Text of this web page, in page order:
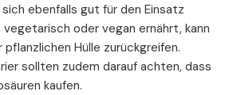
ebenfalls gut für den Einsatz
oder vegan ernährt, kann
pflanzlichen Hülle zurückgreifen.
sollten zudem darauf achten, dass
kaufen.